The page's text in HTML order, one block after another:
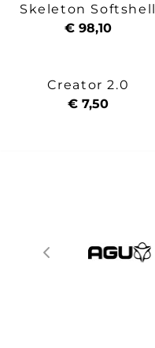
Skeleton Softshell
€ 98,10
Creator 2.0
€ 7,50